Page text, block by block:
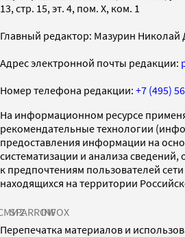
13, стр. 15, эт. 4, пом. X, ком. 1
Главный редактор: Мазурин Николай
Адрес электронной почты редакции:
Номер телефона редакции: +7 (495)
На информационном ресурсе
рекомендательные технологии
предоставления информации на
систематизации и анализа сведений,
к предпочтениям пользователей
находящихся на территории
SPARROWINFOX
Перепечатка материалов и